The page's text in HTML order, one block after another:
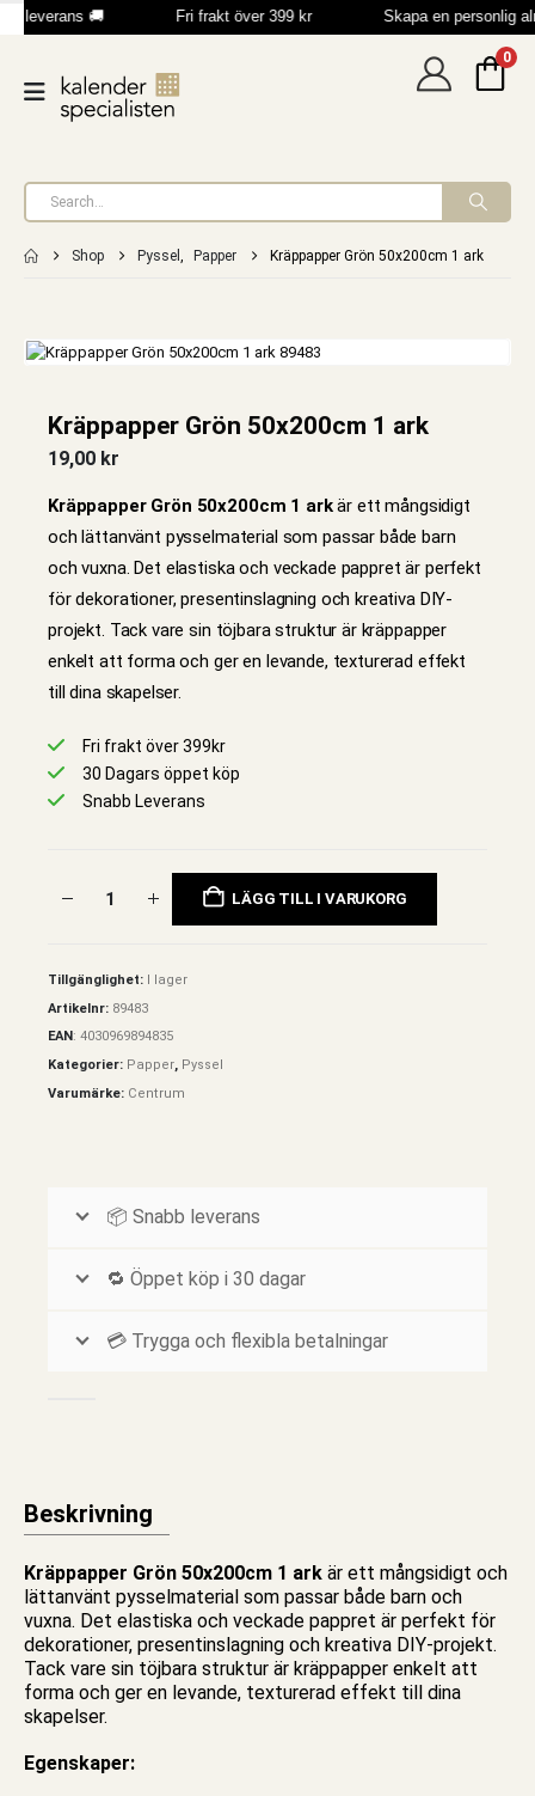
leverans 🚚 Fri frakt över 399 kr Skapa en personlig
0
Shop Pyssel , Papper Kräppapper Grön 50x200cm 1 ark
Kräppapper Grön 50x200cm 1 ark
19,00 kr
Kräppapper Grön 50x200cm 1 arkär ett mångsidigt
och lättanvänt pysselmaterial som passar både barn
och vuxna. Det elastiska och veckade pappret är perfekt
för dekorationer, presentinslagning och kreativa DIY-
projekt. Tack vare sin töjbara struktur är kräppapper
enkelt att forma och ger en levande, texturerad effekt
till dina skapelser.
Fri frakt över 399kr
30 Dagars öppet köp
Snabb Leverans
LÄGG TILL I VARUKORG
Tillgänglighet: I lager
Artikelnr: 89483
EAN : 4030969894835
Kategorier: Papper, Pyssel
Varumärke: Centrum
📦 Snabb leverans
🔁 Öppet köp i 30 dagar
💳 Trygga och flexibla betalningar
Beskrivning
Kräppapper Grön 50x200cm 1 ark är ett mångsidigt och
lättanvänt pysselmaterial som passar både barn och
vuxna. Det elastiska och veckade pappret är perfekt för
dekorationer, presentinslagning och kreativa DIY-projekt.
Tack vare sin töjbara struktur är kräppapper enkelt att
forma och ger en levande, texturerad effekt till dina
skapelser.
Egenskaper: